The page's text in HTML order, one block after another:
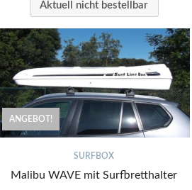
Aktuell nicht bestellbar
ANGEBOT!
SURFBOX
Malibu WAVE mit Surfbretthalter